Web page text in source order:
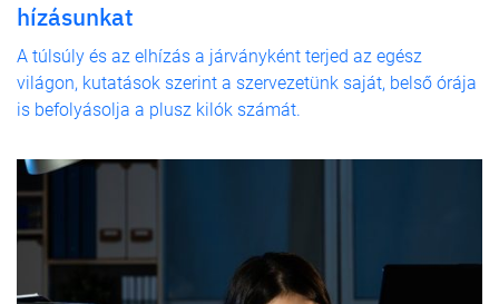
hízásunkat
A túlsúly és az elhízás a járványként terjed az egész
világon, kutatások szerint a szervezetünk saját, belső órája
is befolyásolja a plusz kilók számát.